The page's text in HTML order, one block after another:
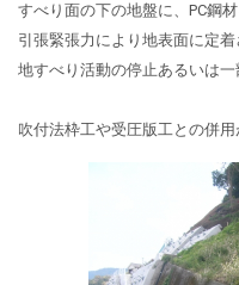
すべり面の下の地盤に、PC鋼材
引張緊張力により地表面に定着
地すべり活動の停止あるいは一
吹付法枠工や受圧版工との併用